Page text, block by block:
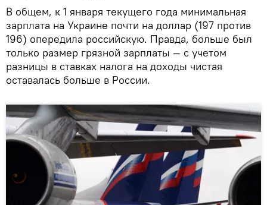
В общем, к 1 января текущего года минимальная
зарплата на Украине почти на доллар (197 против
196) опередила российскую. Правда, больше был
только размер грязной зарплаты — с учетом
разницы в ставках налога на доходы чистая
оставалась больше в России.